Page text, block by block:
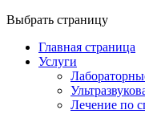
Выбрать страницу
Главная страница
Услуги
Лечение по